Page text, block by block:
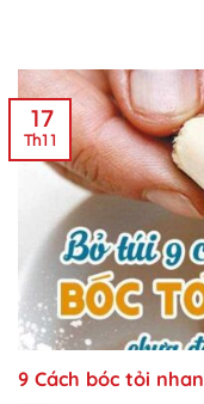
9 Cách bóc tỏi
17
Th11